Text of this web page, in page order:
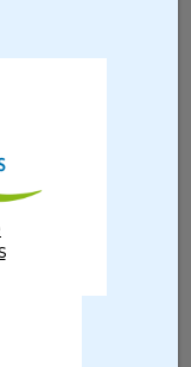
van dit
provincie)